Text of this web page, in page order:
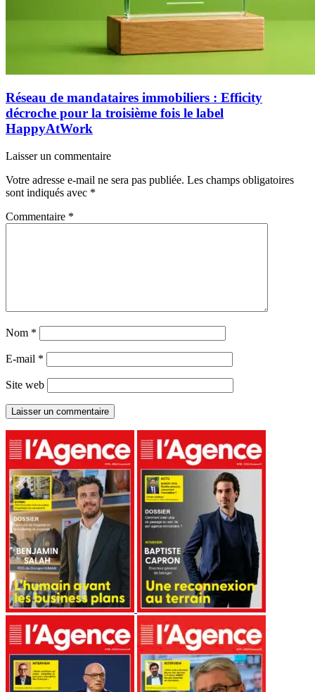
Réseau de mandataires immobiliers : Efficity
décroche pour la troisième fois le label
HappyAtWork
Laisser un commentaire
Votre adresse e-mail ne sera pas publiée. Les champs obligatoires
sont indiqués avec *
Commentaire *
Nom *
E-mail *
Site web